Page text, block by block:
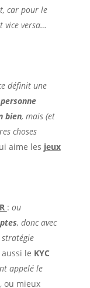
car pour le
vice versa…
définit une
personne
bien, mais (et
choses
aime les jeux
: ou
, donc avec
aussi le KYC
appelé le
ou mieux